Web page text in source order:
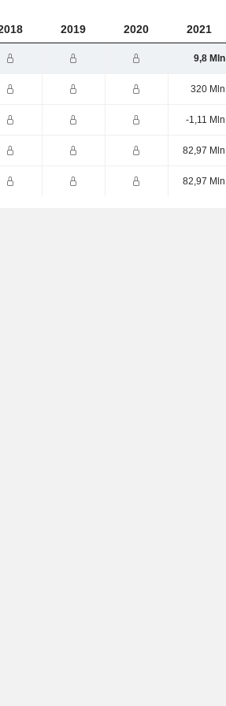
2019 2020 2021
9,8 Mln
320 Mln
-1,11 Mln
82,97 Mln
82,97 Mln